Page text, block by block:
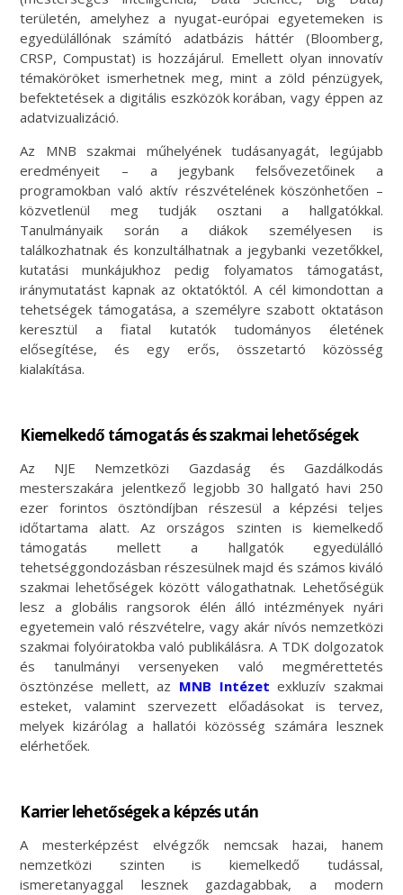
területén, amelyhez a nyugat-európai egyetemeken is
egyedülállónak számító adatbázis háttér (Bloomberg,
CRSP, Compustat) is hozzájárul. Emellett olyan innovatív
témaköröket ismerhetnek meg, mint a zöld pénzügyek,
befektetések a digitális eszközök korában, vagy éppen az
adatvizualizáció.
Az MNB szakmai műhelyének tudásanyagát, legújabb
eredményeit – a jegybank felsővezetőinek a
programokban való aktív részvételének köszönhetően –
közvetlenül meg tudják osztani a hallgatókkal.
Tanulmányaik során a diákok személyesen is
találkozhatnak és konzultálhatnak a jegybanki vezetőkkel,
kutatási munkájukhoz pedig folyamatos támogatást,
iránymutatást kapnak az oktatóktól. A cél kimondottan a
tehetségek támogatása, a személyre szabott oktatáson
keresztül a fiatal kutatók tudományos életének
elősegítése, és egy erős, összetartó közösség
kialakítása.
Kiemelkedő támogatás és szakmai lehetőségek
Az NJE Nemzetközi Gazdaság és Gazdálkodás
mesterszakára jelentkező legjobb 30 hallgató havi 250
ezer forintos ösztöndíjban részesül a képzési teljes
időtartama alatt. Az országos szinten is kiemelkedő
támogatás mellett a hallgatók egyedülálló
tehetséggondozásban részesülnek majd és számos kiváló
szakmai lehetőségek között válogathatnak. Lehetőségük
lesz a globális rangsorok élén álló intézmények nyári
egyetemein való részvételre, vagy akár nívós nemzetközi
szakmai folyóiratokba való publikálásra. A TDK dolgozatok
és tanulmányi versenyeken való megmérettetés
ösztönzése mellett, az MNB Intézet exkluzív szakmai
esteket, valamint szervezett előadásokat is tervez,
melyek kizárólag a hallatói közösség számára lesznek
elérhetőek.
Karrier lehetőségek a képzés után
A mesterképzést elvégzők nemcsak hazai, hanem
nemzetközi szinten is kiemelkedő tudással,
ismeretanyaggal lesznek gazdagabbak, a modern